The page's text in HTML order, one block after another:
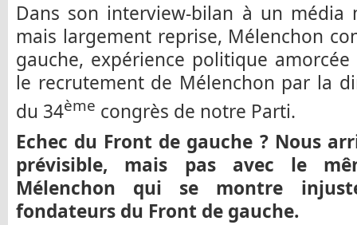
Dans son interview-bilan à un média
mais largement reprise, Mélenchon
gauche, expérience politique
le recrutement de Mélenchon par la
du 34ème congrès de notre Parti.
Echec du Front de gauche ? Nous
prévisible, mais pas avec le
Mélenchon qui se montre
fondateurs du Front de gauche.